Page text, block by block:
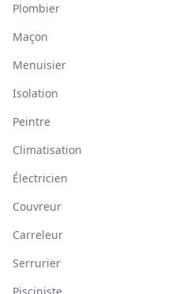
Plombier
Maçon
Menuisier
Isolation
Peintre
Climatisation
Électricien
Couvreur
Carreleur
Serrurier